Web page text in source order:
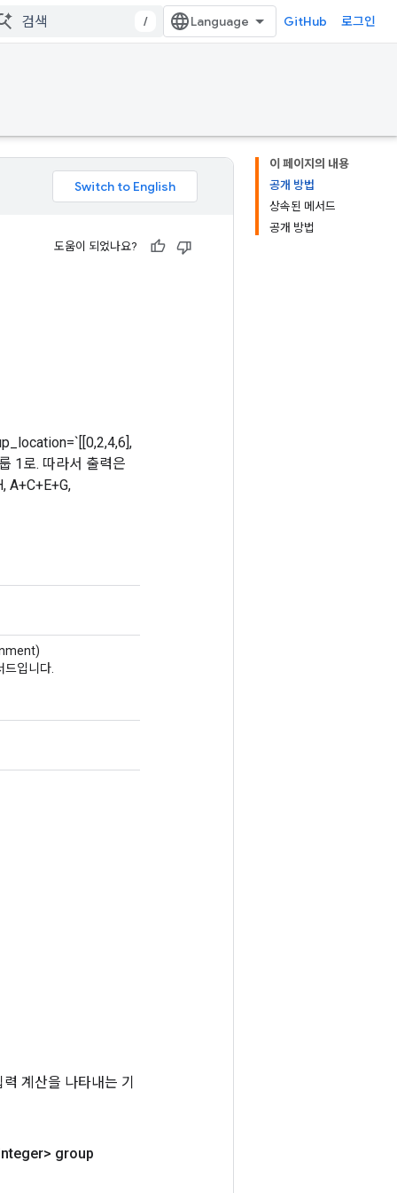
/ GitHub 로그인
이 페이지의 내용
공개 방법
상속된 메서드
공개 방법
도움이 되었나요?
1로. 따라서 출력은
A+C+E+G,
입니다.
계산을 나타내는 기
group